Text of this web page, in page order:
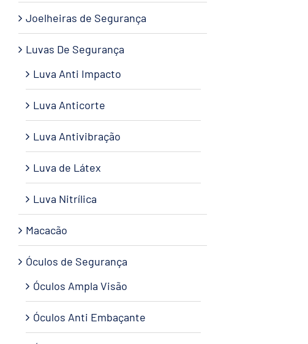
Joelheiras de Segurança
Luvas De Segurança
Luva Anti Impacto
Luva Anticorte
Luva Antivibração
Luva de Látex
Luva Nitrílica
Macacão
Óculos de Segurança
Óculos Ampla Visão
Óculos Anti Embaçante